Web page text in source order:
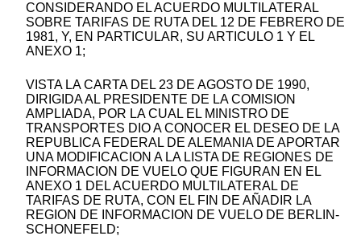
CONSIDERANDO EL ACUERDO MULTILATERAL
SOBRE TARIFAS DE RUTA DEL 12 DE FEBRERO DE
1981, Y, EN PARTICULAR, SU ARTICULO 1 Y EL
ANEXO 1;
VISTA LA CARTA DEL 23 DE AGOSTO DE 1990,
DIRIGIDA AL PRESIDENTE DE LA COMISION
AMPLIADA, POR LA CUAL EL MINISTRO DE
TRANSPORTES DIO A CONOCER EL DESEO DE LA
REPUBLICA FEDERAL DE ALEMANIA DE APORTAR
UNA MODIFICACION A LA LISTA DE REGIONES DE
INFORMACION DE VUELO QUE FIGURAN EN EL
ANEXO 1 DEL ACUERDO MULTILATERAL DE
TARIFAS DE RUTA, CON EL FIN DE AÑADIR LA
REGION DE INFORMACION DE VUELO DE BERLIN-
SCHONEFELD;